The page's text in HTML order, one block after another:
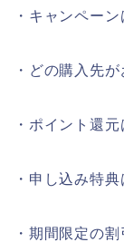
・キャンペー
・どの購入先
・ポイント還
・申し込み特
・期間限定の